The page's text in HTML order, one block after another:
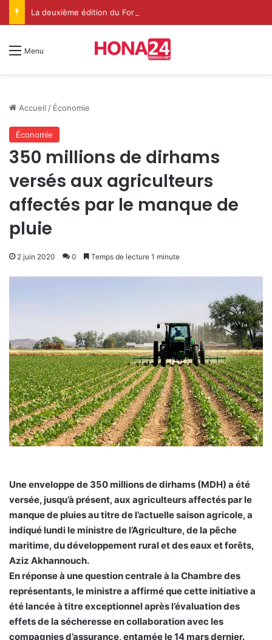
Menu
Accueil / Économie
Économie
350 millions de dirhams
versés aux agriculteurs
affectés par le manque de
pluie
2 juin 2020 0 Temps de lecture 1 minute
Une enveloppe de 350 millions de dirhams (MDH) a été
versée, jusqu’à présent, aux agriculteurs affectés par le
manque de pluies au titre de l’actuelle saison agricole, a
indiqué lundi le ministre de l’Agriculture, de la pêche
maritime, du développement rural et des eaux et forêts,
Aziz Akhannouch.
En réponse à une question centrale à la Chambre des
représentants, le ministre a affirmé que cette initiative a
été lancée à titre exceptionnel après l’évaluation des
effets de la sécheresse en collaboration avec les
compagnies d’assurance, entamée le 14 mars dernier.